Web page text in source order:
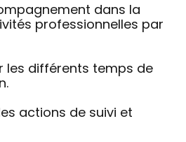
dans la
professionnelles par
les différents temps de
actions de suivi et